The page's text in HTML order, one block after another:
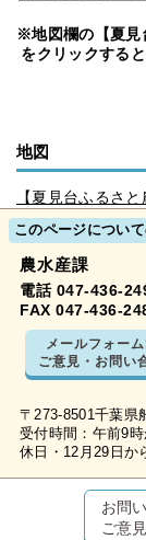
※地図欄の【夏見
をクリックする
地図
【夏見台ふるさ
このページについ
農水産課
電話 047-436-
FAX 047-436-
メールフォー
ご意見・お問い
〒273-8501千葉県
受付時間：午前9
休日・12月29日か
お問
ご意